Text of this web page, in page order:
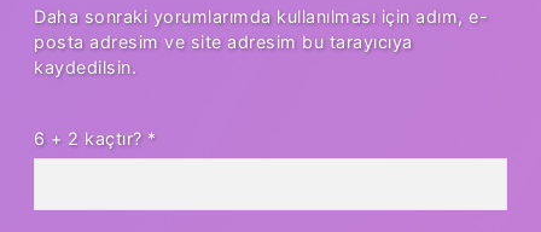
Daha sonraki yorumlarımda kullanılması için adım, e-
posta adresim ve site adresim bu tarayıcıya
kaydedilsin.
6 + 2 kaçtır? *